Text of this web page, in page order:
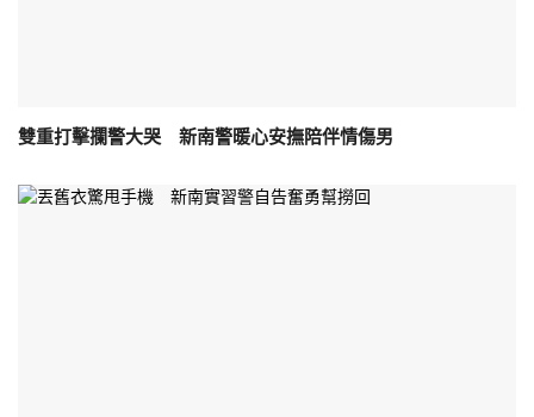
雙重打擊攔警大哭 新南警暖心安撫陪伴情傷男